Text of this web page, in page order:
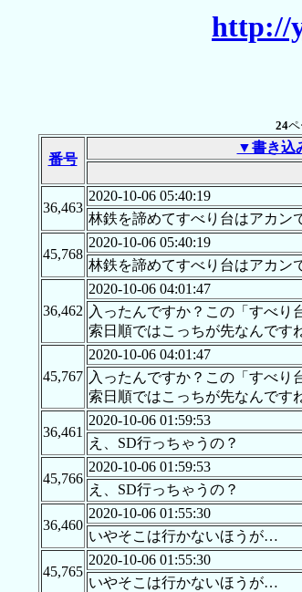
http://
24
番号
▼書き込
36,463
2020-10-06 05:40:19
林鉄を諦めてすべり台はアカン
45,768
2020-10-06 05:40:19
林鉄を諦めてすべり台はアカン
36,462
2020-10-06 04:01:47
入ったんですか？この「すべ
索日順ではこっちが先なんです
45,767
2020-10-06 04:01:47
入ったんですか？この「すべ
索日順ではこっちが先なんです
36,461
2020-10-06 01:59:53
え、SD行っちゃうの？
45,766
2020-10-06 01:59:53
え、SD行っちゃうの？
36,460
2020-10-06 01:55:30
いやそこは行かないほうが…
45,765
2020-10-06 01:55:30
いやそこは行かないほうが…